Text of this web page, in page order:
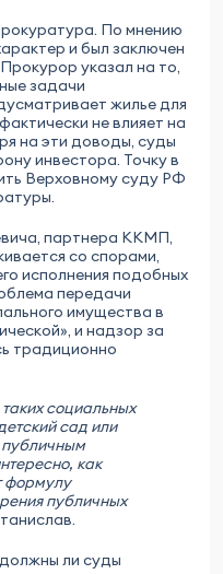
По мнению
и был заключен
указал на то,
задачи
жилье для
не влияет на
на эти доводы, суды
инвестора. Точку в
Верховному суду РФ
партнера ККМП,
со спорами,
исполнения подобных
передачи
имущества в
и надзор за
традиционно
социальных
сад или
публичным
как
формулу
публичных
ли суды